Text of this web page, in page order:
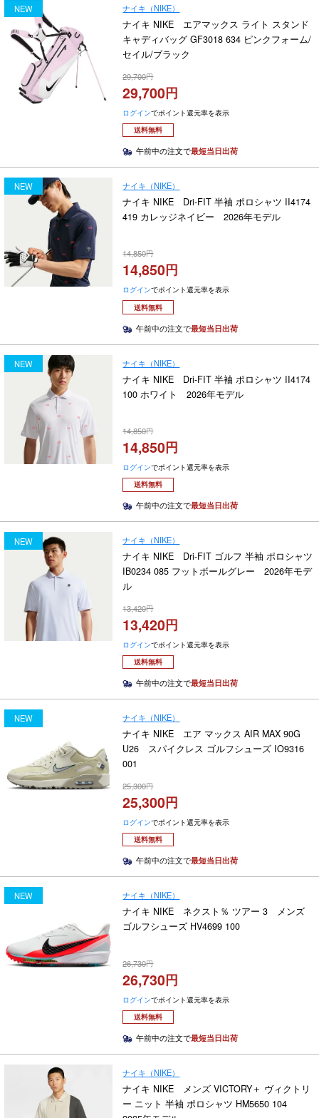
NEW ナイキ（NIKE）
ナイキ NIKE エアマックス ライト スタンド
キャディバッグ GF3018 634 ピンクフォーム/
セイル/ブラック
29,700
29,700
ログインでポイント還元率を表示
送料無料
午前中の注文で最短当日出荷
NEW ナイキ（NIKE）
ナイキ NIKE Dri-FIT 半袖 ポロシャツ II4174
419 カレッジネイビー 2026年モデル
14,850
14,850
ログインでポイント還元率を表示
送料無料
午前中の注文で最短当日出荷
NEW ナイキ（NIKE）
ナイキ NIKE Dri-FIT 半袖 ポロシャツ II4174
100 ホワイト 2026年モデル
14,850
14,850
ログインでポイント還元率を表示
送料無料
午前中の注文で最短当日出荷
NEW ナイキ（NIKE）
ナイキ NIKE Dri-FIT ゴルフ 半袖 ポロシャツ
IB0234 085 フットボールグレー 2026年モデ
ル
13,420
13,420
ログインでポイント還元率を表示
送料無料
午前中の注文で最短当日出荷
NEW ナイキ（NIKE）
ナイキ NIKE エア マックス AIR MAX 90G
U26 スパイクレス ゴルフシューズ IO9316
001
25,300
25,300
ログインでポイント還元率を表示
送料無料
午前中の注文で最短当日出荷
NEW ナイキ（NIKE）
ナイキ NIKE ネクスト％ ツアー 3 メンズ
ゴルフシューズ HV4699 100
26,730
26,730
ログインでポイント還元率を表示
送料無料
午前中の注文で最短当日出荷
ナイキ（NIKE）
ナイキ NIKE メンズ VICTORY＋ ヴィクトリ
ー ニット 半袖 ポロシャツ HM5650 104